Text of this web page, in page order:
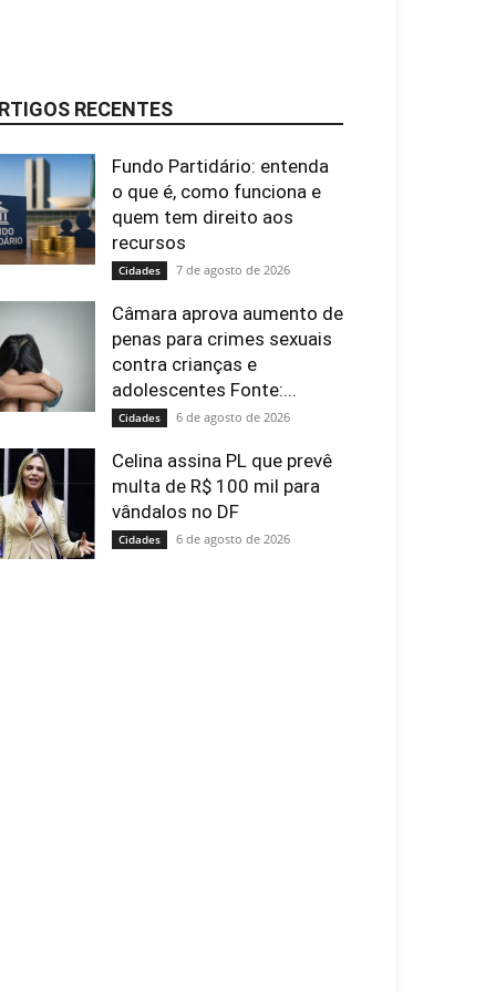
RECENTES
Fundo Partidário: entenda
o que é, como funciona e
quem tem direito aos
recursos
Cidades 7 de agosto de 2026
Câmara aprova aumento de
penas para crimes sexuais
contra crianças e
adolescentes Fonte:...
Cidades 6 de agosto de 2026
Celina assina PL que prevê
multa de R$ 100 mil para
vândalos no DF
Cidades 6 de agosto de 2026